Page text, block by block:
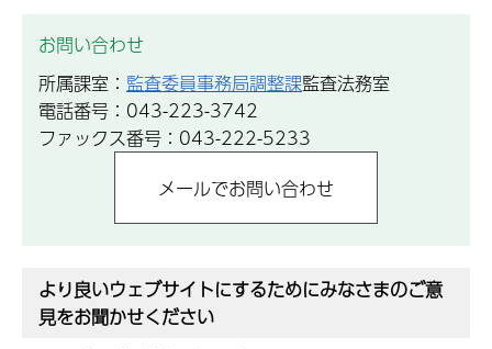
お問い合わせ
所属課室： 監査委員事務局調整課監査法務室
電話番号：043-223-3742
ファックス番号：043-222-5233
より良いウェブサイトにするためにみなさまのご意
見をお聞かせください